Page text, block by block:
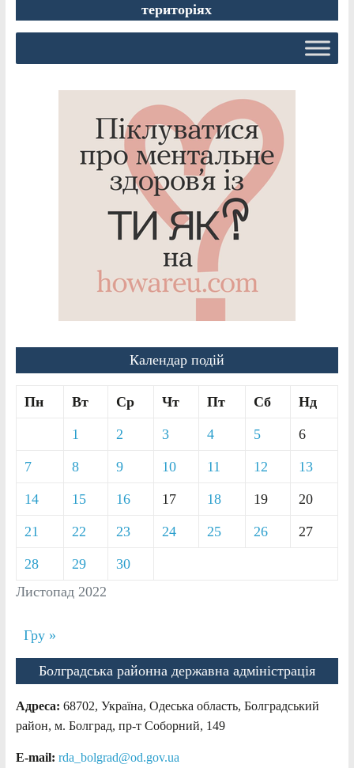
територіях
Календар подій
Листопад 2022
Пн Вт Ср Чт Пт Сб Нд
1 2 3 4 5 6
7 8 9 10 11 12 13
14 15 16 17 18 19 20
21 22 23 24 25 26 27
28 29 30
Гру »
Болградська районна державна адміністрація
Адреса: 68702, Україна, Одеська область, Болградський
район, м. Болград, пр-т Соборний, 149
E-mail: rda_bolgrad@od.gov.ua